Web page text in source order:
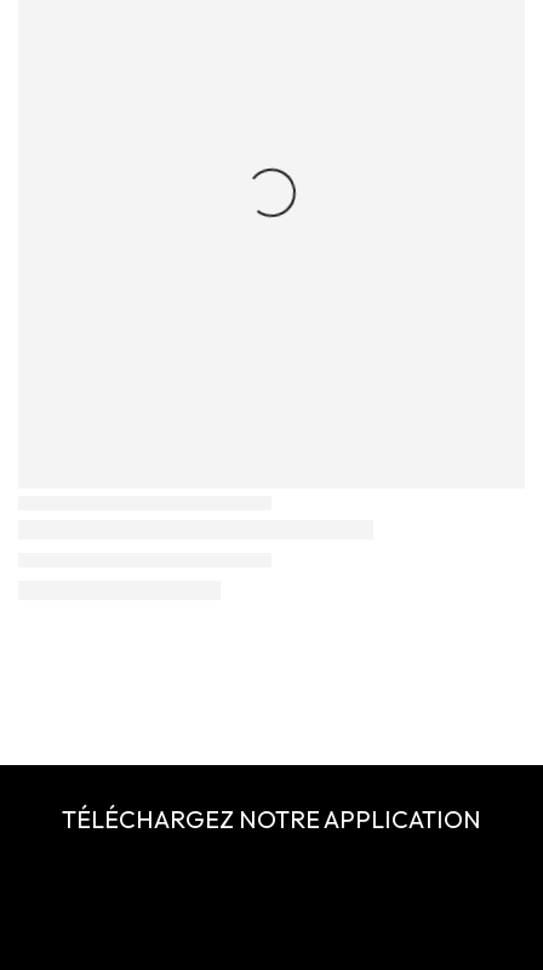
TÉLÉCHARGEZ NOTRE APPLICATION